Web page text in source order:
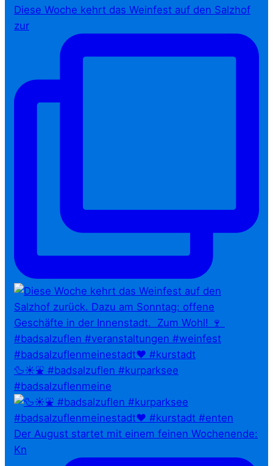
Diese Woche kehrt das Weinfest auf den Salzhof
zur
🦆☀️⛲ #badsalzuflen #kurparksee
#badsalzuflenmeine
Der August startet mit einem feinen Wochenende:
Kn